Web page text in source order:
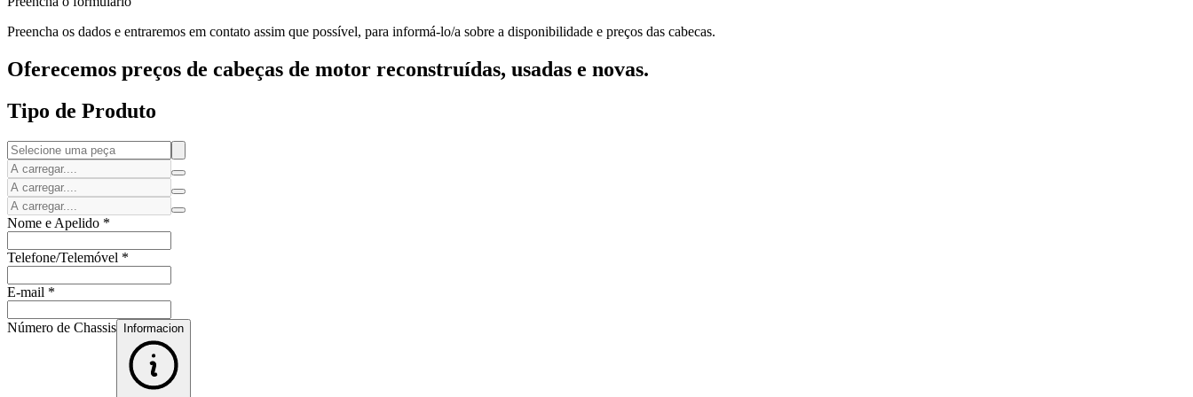
Preencha os dados e entraremos em contato assim que possível, para informá-lo/a sobre a disponibilidade e preços das cabecas.
Oferecemos preços de cabeças de motor reconstruídas, usadas e novas.
Tipo de Produto
Nome e Apelido *
Telefone/Telemóvel *
E-mail *
Número de Chassis Informacion